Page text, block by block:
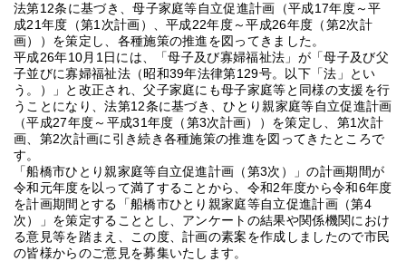
法第12条に基づき、母子家庭等自立促進計画（平成17年度～平
成21年度（第1次計画）、平成22年度～平成26年度（第2次計
画））を策定し、各種施策の推進を図ってきました。
平成26年10月1日には、「母子及び寡婦福祉法」が「母子及び父
子並びに寡婦福祉法（昭和39年法律第129号。以下「法」とい
う。）」と改正され、父子家庭にも母子家庭等と同様の支援を行
うことになり、法第12条に基づき、ひとり親家庭等自立促進計画
（平成27年度～平成31年度（第3次計画））を策定し、第1次計
画、第2次計画に引き続き各種施策の推進を図ってきたところで
す。
「船橋市ひとり親家庭等自立促進計画（第3次）」の計画期間が
令和元年度を以って満了することから、令和2年度から令和6年度
を計画期間とする「船橋市ひとり親家庭等自立促進計画（第4
次）」を策定することとし、アンケートの結果や関係機関におけ
る意見等を踏まえ、この度、計画の素案を作成しましたので市民
の皆様からのご意見を募集いたします。